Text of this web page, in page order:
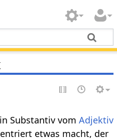
Substantiv vomAdjektiv
etwas macht, der